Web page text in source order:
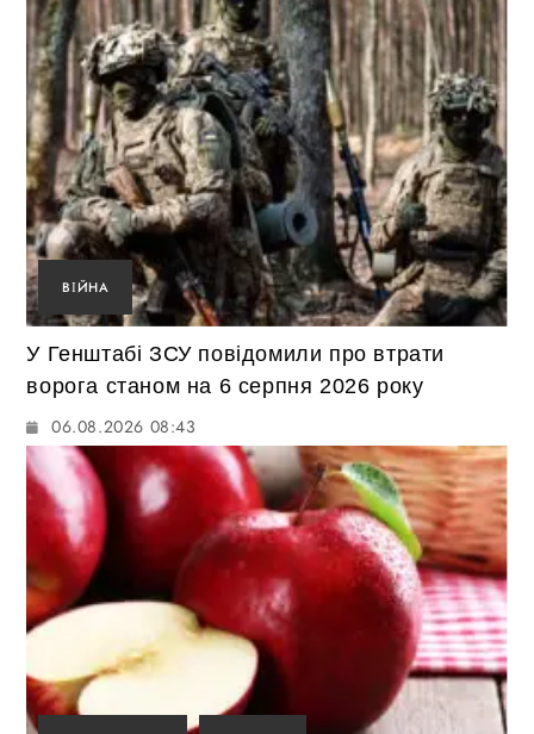
ВІЙНА
У Генштабі ЗСУ повідомили про втрати
ворога станом на 6 серпня 2026 року
06.08.2026 08:43